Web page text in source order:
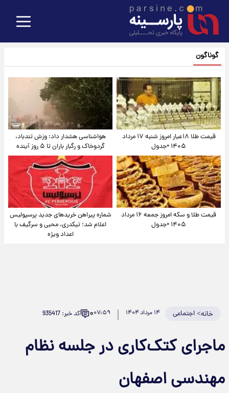
گوناگون
قیمت طلا ۱۸عیار امروز شنبه ۱۷ مرداد
۱۴۰۵ +جدول
هواشناسی هشدار داد: وزش تندباد،
گردوخاک و رگبار باران تا ۵ روز آینده
قیمت طلا و سکه امروز جمعه ۱۶ مرداد
۱۴۰۵ +جدول
شماره پیراهن خریدهای جدید پرسپولیس
اعلام شد؛ تیکدری، محبی و سرگیف با
اعداد ویژه
خانه>اجتماعی ۱۴ مرداد ۱۴۰۴ ۰۷:۵۹۰ کد خبر: 935417
ماجرای کتک‌کاری در جلسه نظام
مهندسی اصفهان